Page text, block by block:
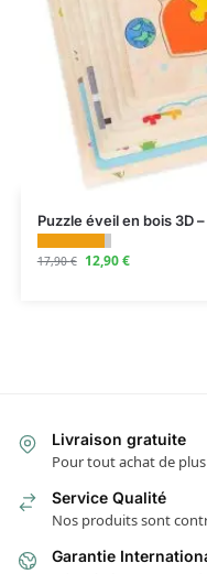
Puzzle éveil en bois 3D
17,90€ 12,90€
Livraison gratuite
Pour tout achat de
Service Qualité
Nos produits sont
Garantie